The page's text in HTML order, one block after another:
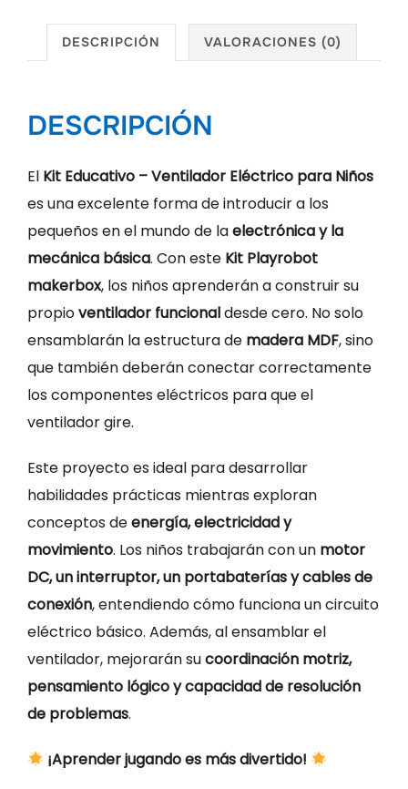
Niños
DESCRIPCIÓN VALORACIONES (0)
DESCRIPCIÓN
El Kit Educativo – Ventilador Eléctrico para Niños
es una excelente forma de introducir a los
pequeños en el mundo de laelectrónica y la
mecánica básica. Con este Kit Playrobot
makerbox, los niños aprenderán a construir su
propioventilador funcionaldesde cero. No solo
ensamblarán la estructura de madera MDF, sino
que también deberán conectar correctamente
los componentes eléctricos para que el
ventilador gire.
Este proyecto es ideal para desarrollar
habilidades prácticas mientras exploran
conceptos deenergía, electricidad y
movimiento. Los niños trabajarán con un motor
DC, un interruptor, un portabaterías y cables de
conexión, entendiendo cómo funciona un circuito
eléctrico básico. Además, al ensamblar el
ventilador, mejorarán sucoordinación motriz,
pensamiento lógico y capacidad de resolución
de problemas.
¡Aprender jugando es más divertido!